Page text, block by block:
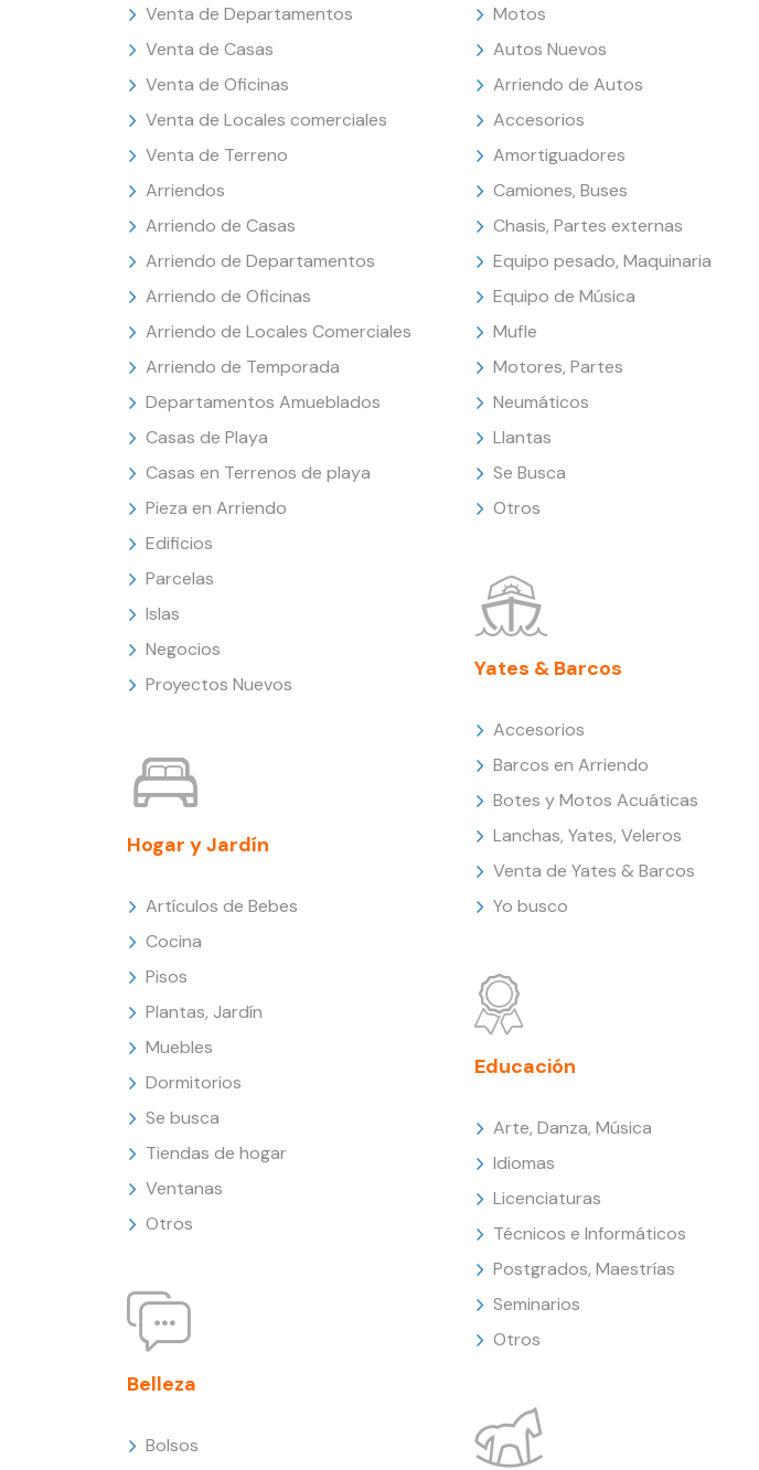
Venta de Departamentos
Venta de Casas
Venta de Oficinas
Venta de Locales comerciales
Venta de Terreno
Arriendos
Arriendo de Casas
Arriendo de Departamentos
Arriendo de Oficinas
Arriendo de Locales Comerciales
Arriendo de Temporada
Departamentos Amueblados
Casas de Playa
Casas en Terrenos de playa
Pieza en Arriendo
Edificios
Parcelas
Islas
Negocios
Proyectos Nuevos
Hogar y Jardín
Artículos de Bebes
Cocina
Pisos
Plantas, Jardín
Muebles
Dormitorios
Se busca
Tiendas de hogar
Ventanas
Otros
Belleza
Bolsos
Motos
Autos Nuevos
Arriendo de Autos
Accesorios
Amortiguadores
Camiones, Buses
Chasis, Partes externas
Equipo pesado, Maquinaria
Equipo de Música
Mufle
Motores, Partes
Neumáticos
Llantas
Se Busca
Otros
Yates & Barcos
Accesorios
Barcos en Arriendo
Botes y Motos Acuáticas
Lanchas, Yates, Veleros
Venta de Yates & Barcos
Yo busco
Educación
Arte, Danza, Música
Idiomas
Licenciaturas
Técnicos e Informáticos
Postgrados, Maestrías
Seminarios
Otros